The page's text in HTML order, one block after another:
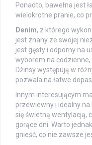
Ponadto, bawełna jest
wielokrotne pranie, co
Denim, z którego
jest znany ze swojej
jest gęsty i odporny na
wyborem na
Dżinsy występują w
pozwala na łatwe
Innym interesującym
przewiewny i idealny
się świetną wentylacją,
gorące dni. Warto
gnieść, co nie zawsze